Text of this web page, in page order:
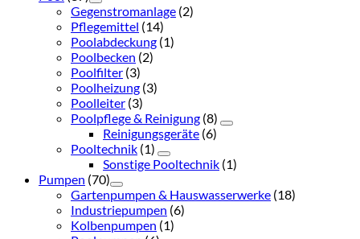
Gegenstromanlage (2)
Pflegemittel (14)
Poolabdeckung (1)
Poolbecken (2)
Poolfilter (3)
Poolheizung (3)
Poolleiter (3)
Poolpflege & Reinigung (8)
Reinigungsgeräte (6)
Pooltechnik (1)
Sonstige Pooltechnik (1)
Pumpen (70)
Gartenpumpen & Hauswasserwerke (18)
Industriepumpen (6)
Kolbenpumpen (1)